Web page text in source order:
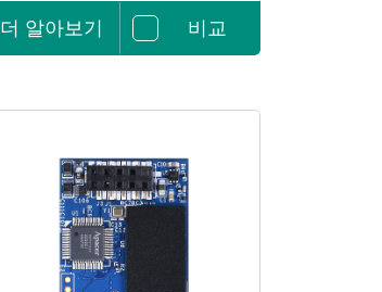
더 알아보기 비교